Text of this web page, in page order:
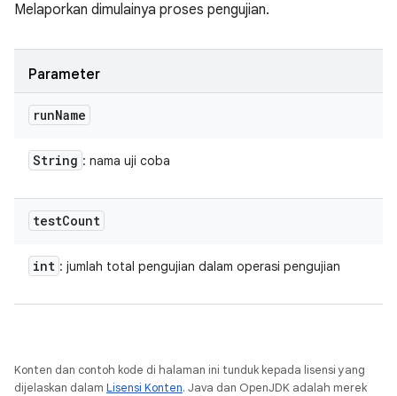
Melaporkan dimulainya proses pengujian.
Parameter
runName
String : nama uji coba
testCount
int : jumlah total pengujian dalam operasi pengujian
Konten dan contoh kode di halaman ini tunduk kepada lisensi yang
dijelaskan dalam Lisensi Konten. Java dan OpenJDK adalah merek